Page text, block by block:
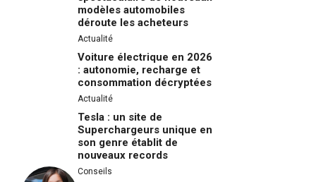
modèles automobiles
déroute les acheteurs
Actualité
Voiture électrique en 2026
: autonomie, recharge et
consommation décryptées
Actualité
Tesla : un site de
Superchargeurs unique en
son genre établit de
nouveaux records
Conseils